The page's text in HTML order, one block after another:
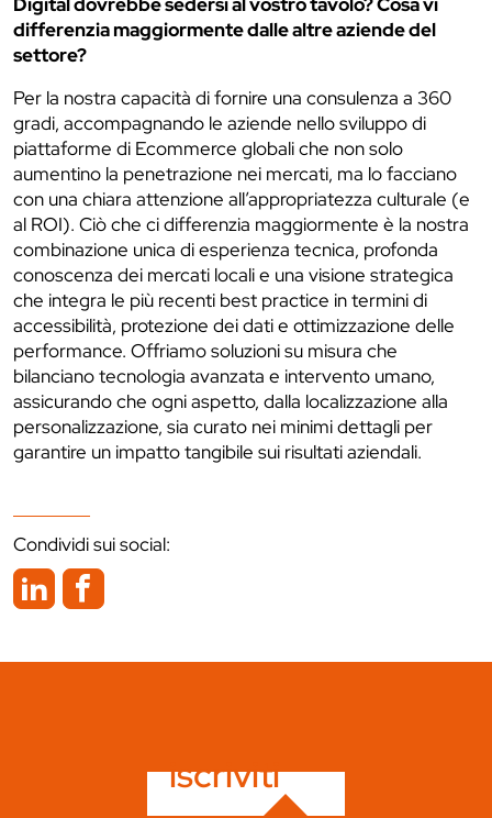
differenzia maggiormente dalle altre aziende del
settore?
Per la nostra capacità di fornire una consulenza a 360
gradi, accompagnando le aziende nello sviluppo di
piattaforme di Ecommerce globali che non solo
aumentino la penetrazione nei mercati, ma lo facciano
con una chiara attenzione all’appropriatezza culturale (e
al ROI). Ciò che ci differenzia maggiormente è la nostra
combinazione unica di esperienza tecnica, profonda
conoscenza dei mercati locali e una visione strategica
che integra le più recenti best practice in termini di
accessibilità, protezione dei dati e ottimizzazione delle
performance. Offriamo soluzioni su misura che
bilanciano tecnologia avanzata e intervento umano,
assicurando che ogni aspetto, dalla localizzazione alla
personalizzazione, sia curato nei minimi dettagli per
garantire un impatto tangibile sui risultati aziendali.
Condividi sui social:
iscriviti